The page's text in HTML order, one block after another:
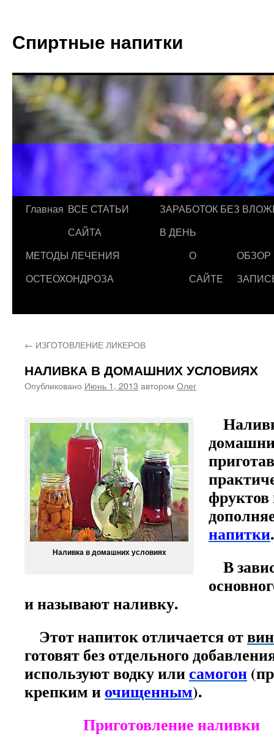
Спиртные напитки
Главная ВСЕ СТАТЬИ
САЙТА
ЗАРАБОТОК БЕЗ
В ДЕНЬ
МЕТОДЫ ЛЕЧЕНИЯ
ОСТЕОХОНДРОЗА
О
САЙТЕ
ОБЗОР
← ИЗГОТОВЛЕНИЕ ЛИКЕРОВ
НАЛИВКА В ДОМАШНИХ УСЛОВИЯХ
Опубликовано Июнь 1, 2013 автором Олег
Наливка в домашних условиях
фруктов
напитки.
В
и называют наливку.
Этот напиток отличается отвин
готовят без отдельного
используют водку илисамогон
крепким иочищенным).
Приготовление наливки